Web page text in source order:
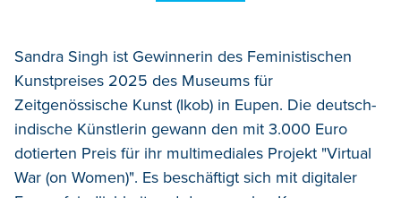
Sandra Singh ist Gewinnerin des Feministischen
Kunstpreises 2025 des Museums für
Zeitgenössische Kunst (Ikob) in Eupen. Die deutsch-
indische Künstlerin gewann den mit 3.000 Euro
dotierten Preis für ihr multimediales Projekt "Virtual
War (on Women)". Es beschäftigt sich mit digitaler